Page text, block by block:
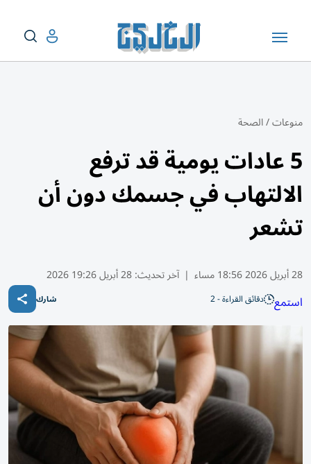
منوعات/الصحة
5 عادات يومية قد ترفع
الالتهاب في جسمك دون أن
تشعر
28 أبريل 2026 18:56 مساء | آخر تحديث:28 أبريل 19:26 2026
استمع دقائق القراءة - 2 شارك